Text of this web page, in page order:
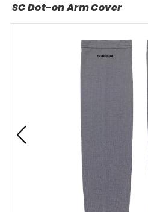
SC Dot-on Arm Cover